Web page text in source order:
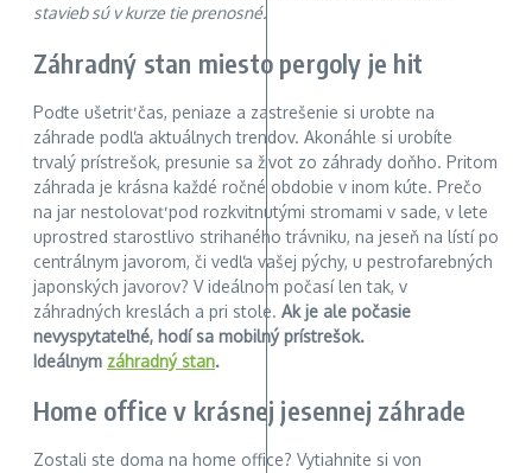
stavieb sú v kurze tie prenosné.
Záhradný stan miesto pergoly je hit
Poďte ušetriť čas, peniaze a zastrešenie si urobte na
záhrade podľa aktuálnych trendov. Akonáhle si urobíte
trvalý prístrešok, presunie sa život zo záhrady doňho. Pritom
záhrada je krásna každé ročné obdobie v inom kúte. Prečo
na jar nestolovať pod rozkvitnutými stromami v sade, v lete
uprostred starostlivo strihaného trávniku, na jeseň na lístí po
centrálnym javorom, či vedľa vašej pýchy, u pestrofarebných
japonských javorov? V ideálnom počasí len tak, v
záhradných kreslách a pri stole. Ak je ale počasie
nevyspytateľné, hodí sa mobilný prístrešok.
Ideálnym záhradný stan.
Home office v krásnej jesennej záhrade
Zostali ste doma na home office? Vytiahnite si von